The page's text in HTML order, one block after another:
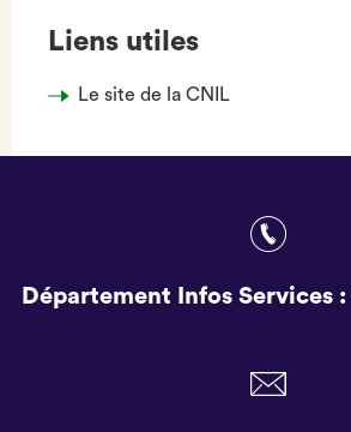
Liens utiles
Le site de la CNIL
Département Infos Services :